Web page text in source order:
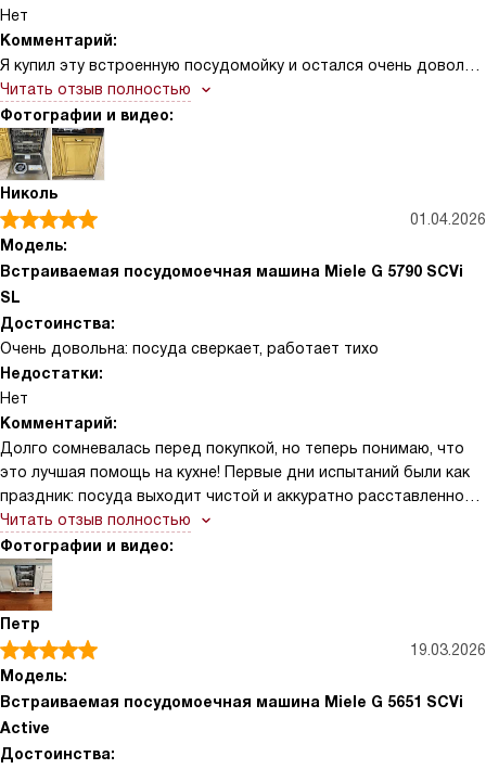
Нет
Комментарий:
Я купил эту встроенную посудомойку и остался очень доволен
покупкой. Сразу заметил, что устройство моет гораздо чище,
чем предыдущая техника у меня дома: даже при деликатной
посуде не приходится переживать за сохранность! Есть
автоматическая подача средства, которая сама рассчитывает
нужную дозу для каждого цикла — это удобно и экономично.
Корзины продуманы: верхняя секция легко перемещается по
высоте, а отделения для приборов и бокалов можно быстро
переставить, так что вместительность ощущается намного
большей, чем кажется сначала. Удобный режим быстрой мойки
спасает, когда посуда нужна сразу, а глубокая программа
гарантирует идеальную чистоту после праздников. Еще
порадовала функция, помогающая с сушкой — дверца при
завершении слегка приоткрывается, и посуда выходит почти
сухой! Управление простое и понятное, кнопки и индикаторы
читаются моментально, не нужно долго вникать.
Читать отзыв полностью
Фотографии и видео:
Николь
01.04.2026
Модель:
Встраиваемая посудомоечная машина Miele G 5790 SCVi
SL
Достоинства:
Очень довольна: посуда сверкает, работает тихо
Недостатки:
Нет
Комментарий:
Долго сомневалась перед покупкой, но теперь понимаю, что
это лучшая помощь на кухне! Первые дни испытаний были как
праздник: посуда выходит чистой и аккуратно расставленной
по своим местам. Тихая работа — отдельная радость, когда
дома маленький ребёнок, можно запускать посудомойку
вечером и не бояться разбудить малыша
Читать отзыв полностью
Фотографии и видео:
Петр
19.03.2026
Модель:
Встраиваемая посудомоечная машина Miele G 5651 SCVi
Active
Достоинства: